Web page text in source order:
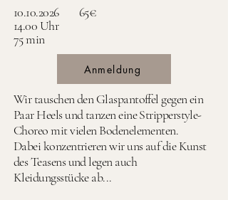
10.10.2026
14.00 Uhr
75 min
65€
Anmeldung
Wir tauschen den Glaspantoffel gegen ein
Paar Heels und tanzen eine Stripperstyle-
Choreo mit vielen Bodenelementen.
Dabei konzentrieren wir uns auf die Kunst
des Teasens und legen auch
Kleidungsstücke ab...